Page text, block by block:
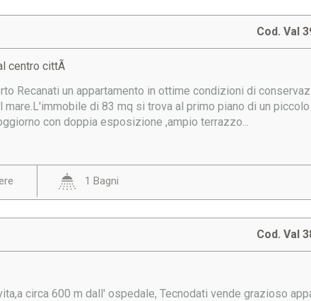
Cod. Val
centro cittÃ
Recanati un appartamento in ottime condizioni di
di 83 mq si trova al primo piano di un
con doppia esposizione ,ampio terrazzo...
1 Bagni
Cod. Val
circa 600 m dall' ospedale, Tecnodati vende grazioso